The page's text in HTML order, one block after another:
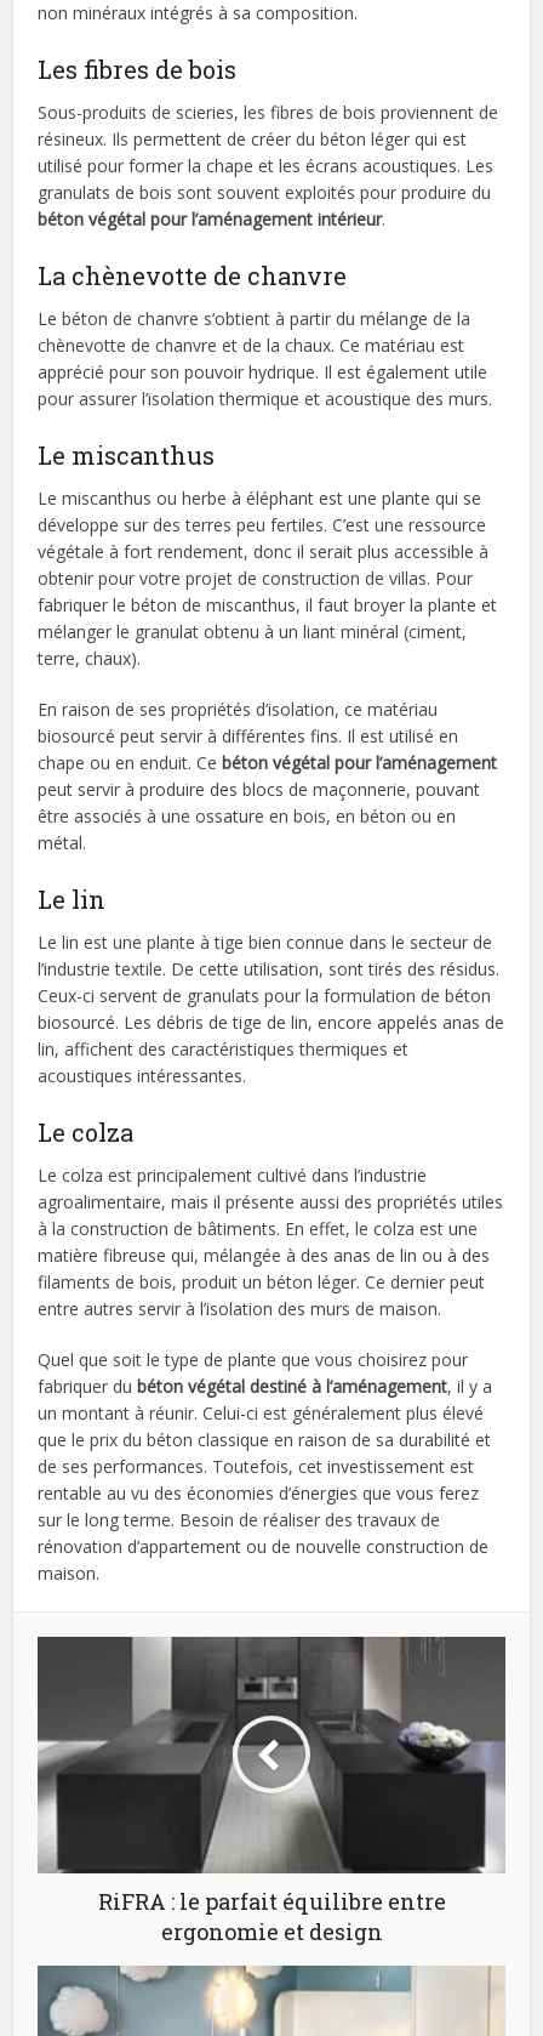
non minéraux intégrés à sa composition.
Les fibres de bois
Sous-produits de scieries, les fibres de bois proviennent de
résineux. Ils permettent de créer du béton léger qui est
utilisé pour former la chape et les écrans acoustiques. Les
granulats de bois sont souvent exploités pour produire du
béton végétal pour l’aménagement intérieur.
La chènevotte de chanvre
Le béton de chanvre s’obtient à partir du mélange de la
chènevotte de chanvre et de la chaux. Ce matériau est
apprécié pour son pouvoir hydrique. Il est également utile
pour assurer l’isolation thermique et acoustique des murs.
Le miscanthus
Le miscanthus ou herbe à éléphant est une plante qui se
développe sur des terres peu fertiles. C’est une ressource
végétale à fort rendement, donc il serait plus accessible à
obtenir pour votre projet de construction de villas. Pour
fabriquer le béton de miscanthus, il faut broyer la plante et
mélanger le granulat obtenu à un liant minéral (ciment,
terre, chaux).
En raison de ses propriétés d’isolation, ce matériau
biosourcé peut servir à différentes fins. Il est utilisé en
chape ou en enduit. Cebéton végétal pour l’aménagement
peut servir à produire des blocs de maçonnerie, pouvant
être associés à une ossature en bois, en béton ou en
métal.
Le lin
Le lin est une plante à tige bien connue dans le secteur de
l’industrie textile. De cette utilisation, sont tirés des résidus.
Ceux-ci servent de granulats pour la formulation de béton
biosourcé. Les débris de tige de lin, encore appelés anas de
lin, affichent des caractéristiques thermiques et
acoustiques intéressantes.
Le colza
Le colza est principalement cultivé dans l’industrie
agroalimentaire, mais il présente aussi des propriétés utiles
à la construction de bâtiments. En effet, le colza est une
matière fibreuse qui, mélangée à des anas de lin ou à des
filaments de bois, produit un béton léger. Ce dernier peut
entre autres servir à l’isolation des murs de maison.
Quel que soit le type de plante que vous choisirez pour
fabriquer dubéton végétal destiné à l’aménagement, il y a
un montant à réunir. Celui-ci est généralement plus élevé
que le prix du béton classique en raison de sa durabilité et
de ses performances. Toutefois, cet investissement est
rentable au vu des économies d’énergies que vous ferez
sur le long terme. Besoin de réaliser des travaux de
rénovation d’appartement ou de nouvelle construction de
maison.
RiFRA : le parfait équilibre entre
ergonomie et design